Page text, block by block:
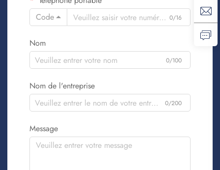
Code
0/16
Nom
0/100
Nom de l'entreprise
0/200
Message